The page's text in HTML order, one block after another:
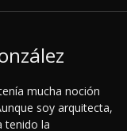
mucha noción
soy arquitecta,
tenido la